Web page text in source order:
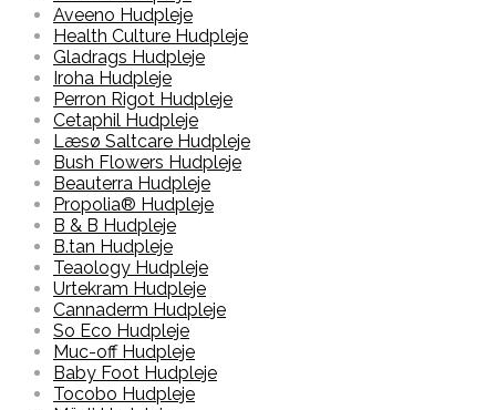
Aveeno Hudpleje
Health Culture Hudpleje
Gladrags Hudpleje
Iroha Hudpleje
Perron Rigot Hudpleje
Cetaphil Hudpleje
Læsø Saltcare Hudpleje
Bush Flowers Hudpleje
Beauterra Hudpleje
Propolia® Hudpleje
B & B Hudpleje
B.tan Hudpleje
Teaology Hudpleje
Urtekram Hudpleje
Cannaderm Hudpleje
So Eco Hudpleje
Muc-off Hudpleje
Baby Foot Hudpleje
Tocobo Hudpleje